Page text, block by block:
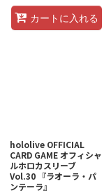
カートに入れる
hololive OFFICIAL
CARD GAME オフィシャ
ルホロカスリーブ
Vol.30 『ラオーラ・パ
ンテーラ』